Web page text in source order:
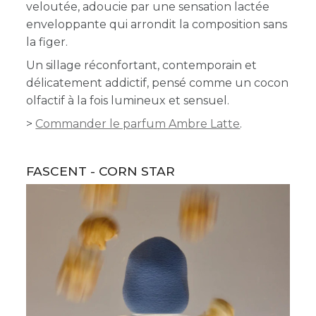
veloutée, adoucie par une sensation lactée
enveloppante qui arrondit la composition sans
la figer.
Un sillage réconfortant, contemporain et
délicatement addictif, pensé comme un cocon
olfactif à la fois lumineux et sensuel.
> Commander le parfum Ambre Latte.
FASCENT - CORN STAR